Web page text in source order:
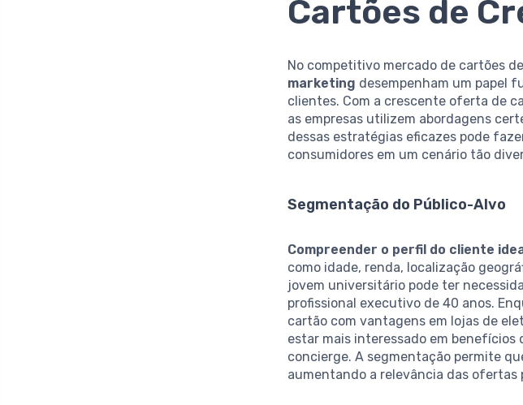
Cartões de
No competitivo mercado de cartões
marketing desempenham um papel
clientes. Com a crescente oferta de
as empresas utilizem abordagens
dessas estratégias eficazes pode
consumidores em um cenário tão
Segmentação do Público-Alvo
Compreender o perfil do cliente
como idade, renda, localização
jovem universitário pode ter
profissional executivo de 40 anos.
cartão com vantagens em lojas de
estar mais interessado em benefícios
concierge. A segmentação permite
aumentando a relevância das ofertas